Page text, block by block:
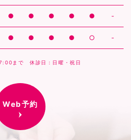
● ● ● ● ● -
● ● ● ● ○ -
まで 休診日：日曜・祝日
Web予約